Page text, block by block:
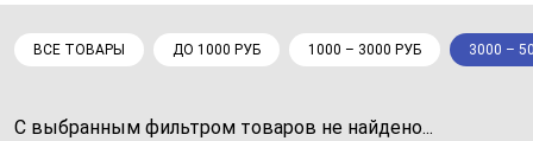
ВСЕ ТОВАРЫ ДО 1000 РУБ 1000 – 3000 РУБ 3000 –
С выбранным фильтром товаров не найдено...